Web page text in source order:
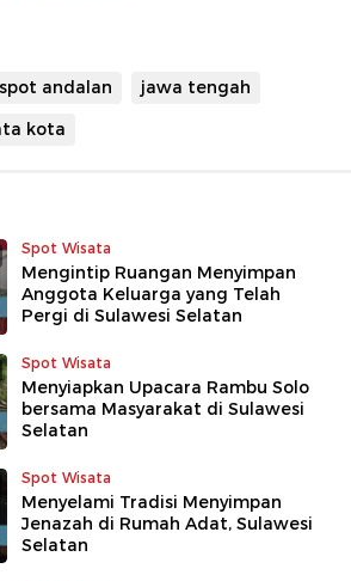
spot andalan
jawa tengah
kota
Spot Wisata
Mengintip Ruangan Menyimpan
Anggota Keluarga yang Telah
Pergi di Sulawesi Selatan
Spot Wisata
Menyiapkan Upacara Rambu Solo
bersama Masyarakat di Sulawesi
Selatan
Spot Wisata
Menyelami Tradisi Menyimpan
Jenazah di Rumah Adat, Sulawesi
Selatan